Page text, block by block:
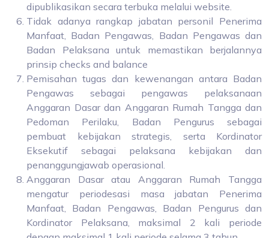
dipublikasikan secara terbuka melalui website.
Tidak adanya rangkap jabatan personil Penerima
Manfaat, Badan Pengawas, Badan Pengawas dan
Badan Pelaksana untuk memastikan berjalannya
prinsip checks and balance
Pemisahan tugas dan kewenangan antara Badan
Pengawas sebagai pengawas pelaksanaan
Anggaran Dasar dan Anggaran Rumah Tangga dan
Pedoman Perilaku, Badan Pengurus sebagai
pembuat kebijakan strategis, serta Kordinator
Eksekutif sebagai pelaksana kebijakan dan
penanggungjawab operasional.
Anggaran Dasar atau Anggaran Rumah Tangga
mengatur periodesasi masa jabatan Penerima
Manfaat, Badan Pengawas, Badan Pengurus dan
Kordinator Pelaksana, maksimal 2 kali periode